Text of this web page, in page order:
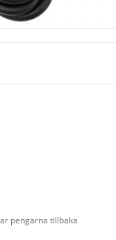
pengarna tillbaka